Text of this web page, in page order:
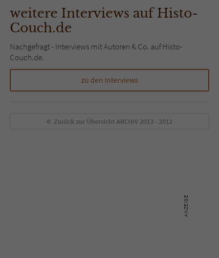
weitere Interviews auf Histo-
Couch.de
Nachgefragt - Interviews mit Autoren & Co. auf Histo-
Couch.de.
zu den Interviews
Zurück zur ÜbersichtARCHIV 2013 - 2012